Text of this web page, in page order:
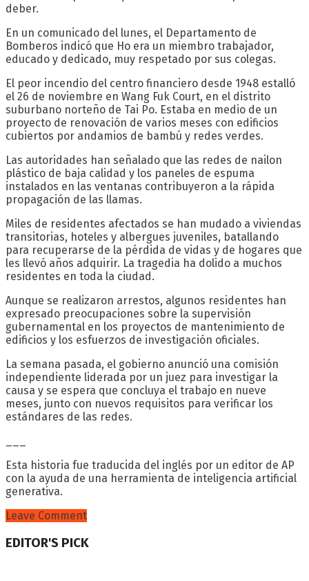
deber.
En un comunicado del lunes, el Departamento de
Bomberos indicó que Ho era un miembro trabajador,
educado y dedicado, muy respetado por sus colegas.
El peor incendio del centro financiero desde 1948 estalló
el 26 de noviembre en Wang Fuk Court, en el distrito
suburbano norteño de Tai Po. Estaba en medio de un
proyecto de renovación de varios meses con edificios
cubiertos por andamios de bambú y redes verdes.
Las autoridades han señalado que las redes de nailon
plástico de baja calidad y los paneles de espuma
instalados en las ventanas contribuyeron a la rápida
propagación de las llamas.
Miles de residentes afectados se han mudado a viviendas
transitorias, hoteles y albergues juveniles, batallando
para recuperarse de la pérdida de vidas y de hogares que
les llevó años adquirir. La tragedia ha dolido a muchos
residentes en toda la ciudad.
Aunque se realizaron arrestos, algunos residentes han
expresado preocupaciones sobre la supervisión
gubernamental en los proyectos de mantenimiento de
edificios y los esfuerzos de investigación oficiales.
La semana pasada, el gobierno anunció una comisión
independiente liderada por un juez para investigar la
causa y se espera que concluya el trabajo en nueve
meses, junto con nuevos requisitos para verificar los
estándares de las redes.
Esta historia fue traducida del inglés por un editor de AP
con la ayuda de una herramienta de inteligencia artificial
generativa.
Leave Comment
EDITOR'S PICK